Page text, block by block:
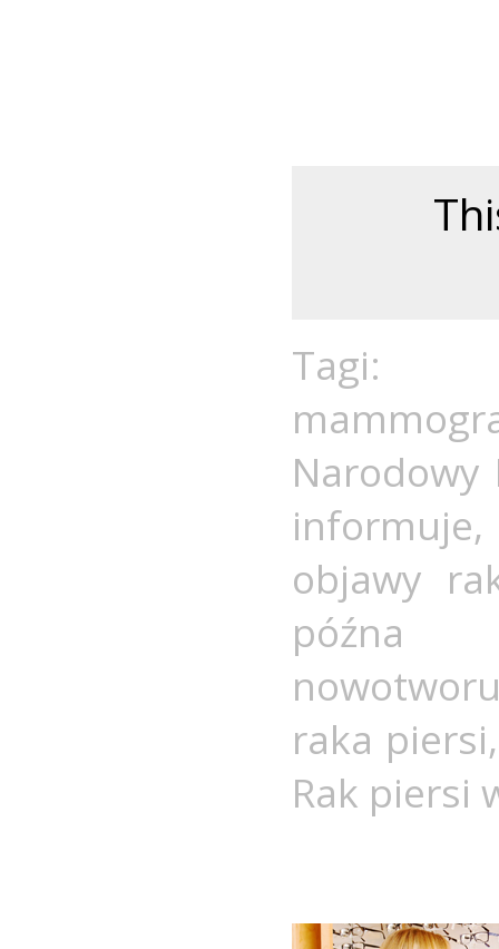
Narodowy
informuje
objawy
późna
raka piersi
Rak piersi